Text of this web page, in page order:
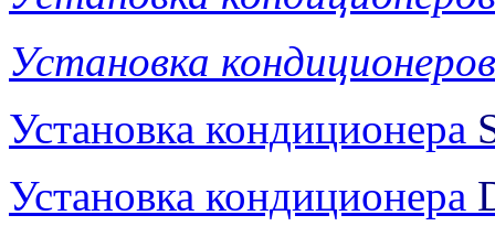
Установка
Установка кондиционера
Установка кондиционера